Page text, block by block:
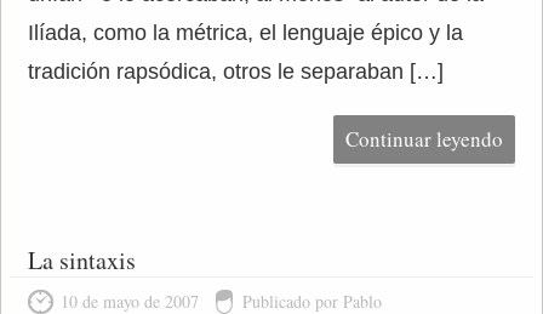
Ilíada, como la métrica, el lenguaje épico y la
tradición rapsódica, otros le separaban […]
Continuar leyendo
La sintaxis
10 de mayo de 2007 Publicado por Pablo